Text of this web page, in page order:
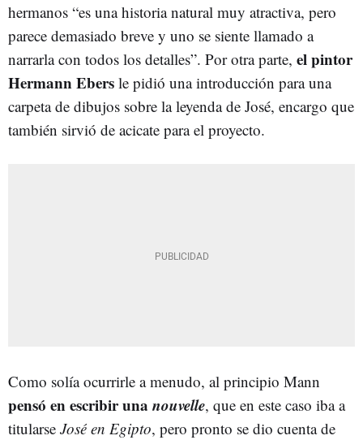
hermanos “es una historia natural muy atractiva, pero
parece demasiado breve y uno se siente llamado a
narrarla con todos los detalles”. Por otra parte, el pintor
Hermann Ebers le pidió una introducción para una
carpeta de dibujos sobre la leyenda de José, encargo que
también sirvió de acicate para el proyecto.
Como solía ocurrirle a menudo, al principio Mann
pensó en escribir una nouvelle, que en este caso iba a
titularse José en Egipto, pero pronto se dio cuenta de